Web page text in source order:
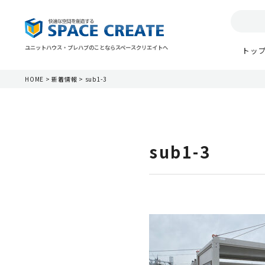
ユニットハウス・プレハブのことならスペースクリエイトへ トッ
HOME >新着情報 > sub1-3
sub1-3